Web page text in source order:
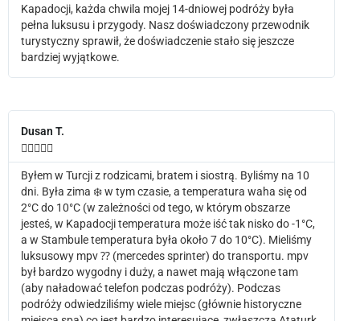
Kapadocji, każda chwila mojej 14-dniowej podróży była
pełna luksusu i przygody. Nasz doświadczony przewodnik
turystyczny sprawił, że doświadczenie stało się jeszcze
bardziej wyjątkowe.
Dusan T.

Byłem w Turcji z rodzicami, bratem i siostrą. Byliśmy na 10
dni. Była zima ❄️ w tym czasie, a temperatura waha się od
2°C do 10°C (w zależności od tego, w którym obszarze
jesteś, w Kapadocji temperatura może iść tak nisko do -1°C,
a w Stambule temperatura była około 7 do 10°C). Mieliśmy
luksusowy mpv ⁇ (mercedes sprinter) do transportu. mpv
był bardzo wygodny i duży, a nawet mają włączone tam
(aby naładować telefon podczas podróży). Podczas
podróży odwiedziliśmy wiele miejsc (głównie historyczne